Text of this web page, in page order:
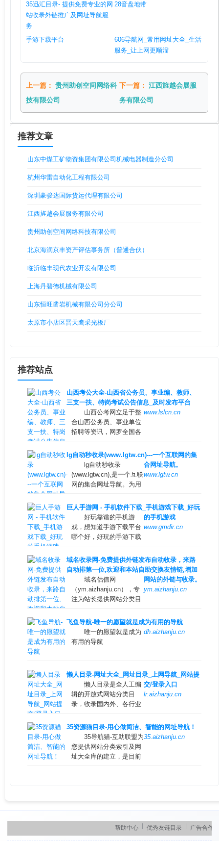
‌35迅汇目录- 提供免费专业的网
站收录外链推广及网址导航服
务
28音盘地带
手游下载平台
606导航网_常用网址大全_生活
服务_让上网更顺溜
上一篇： 贵州助创空间网络科
技有限公司
下一篇：江西旌越会展服
务有限公司
推荐文章
山东中煤工矿物资集团有限公司机械电器制造分公司
杭州华雷自动化工程有限公司
深圳豪骏达国际货运代理有限公司
江西旌越会展服务有限公司
贵州助创空间网络科技有限公司
北京海润京丰资产评估事务所（普通合伙）
临沂临丰现代农业开发有限公司
上海丹碧德机械有限公司
山东恒旺凿岩机械有限公司分公司
太原市小店区晋天鹰采光板厂
推荐站点
山西考公大全-山西省公务员、事业编、教师、
三支一扶、特岗考试公告信息_及时发布平台
山西公考网立足于整
合山西公务员、事业单位
招聘等资讯，网罗全国各
公务员招考和公务员招录
信息。关注山西公务员招
录、考试信息，服务公考
人群。
www.lslcn.cn
lg自动秒收录(www.lgtw.cn)---一个互联网的集
合网址导航。
lg自动秒收录
(www.lgtw.cn),是一个互联
网的集合网址导航。为用
网址类型包括：综合网
址，软件下载网址，电影
网址，新游网址，体育网
址，手机网址，社交网
站，邮箱网址等
www.lgtw.cn
巨人手游网 - 手机软件下载_手机游戏下载_好玩
的手机游戏
好玩靠谱的手机游
戏，想知道手游下载平台
哪个好，好玩的手游下载
应用app，就来巨人手游
网网体验吧！
www.gmdir.cn
域名收录网-免费提供外链发布自动收录，来路
自动排第一位,欢迎和本站自助交换友情链,增加
网站的外链与收录。
域名估值网
（ym.aizhanju.cn），专
注为站长提供网站分类目
服务，为用户提供高效便
捷的网址存储和查询服
务，同时提供齐全且高质
ym.aizhanju.cn
飞鱼导航-唯一的愿望就是成为有用的导航
唯一的愿望就是成为
有用的导航
dh.aizhanju.cn
懒人目录-网址大全_网址目录_上网导航_网站提
交/登录入口
懒人目录是全人工编
辑的开放式网站分类目
录，收录国内外、各行业
供网站分类目录检索、优
秀网站参考、网站推广服
务。
lr.aizhanju.cn
35资源猫目录-用心做简洁、智能的网址导航！
35导航猫-互助联盟为
您提供网站分类索引及网
址大全库的建立，是目前
35.aizhanju.cn
帮助中心 优秀友链目录 广告合作